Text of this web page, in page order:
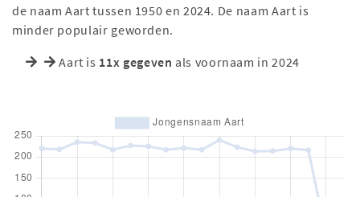
de naam Aart tussen 1950 en 2024. De naam Aart is
minder populair geworden.
Aart is 11x gegeven als voornaam in 2024